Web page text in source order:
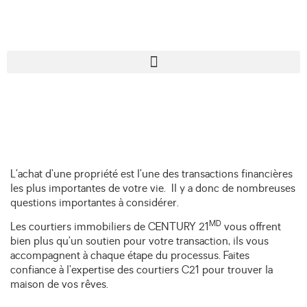
L’achat d’une propriété est l’une des transactions financières
les plus importantes de votre vie. Il y a donc de nombreuses
questions importantes à considérer.
Les courtiers immobiliers de CENTURY 21 MD vous offrent
bien plus qu’un soutien pour votre transaction, ils vous
accompagnent à chaque étape du processus. Faites
confiance à l’expertise des courtiers C21 pour trouver la
maison de vos rêves.